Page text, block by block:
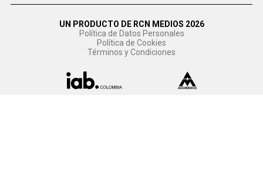
UN PRODUCTO DE RCN MEDIOS 2026
Política de Datos Personales
Política de Cookies
Términos y Condiciones